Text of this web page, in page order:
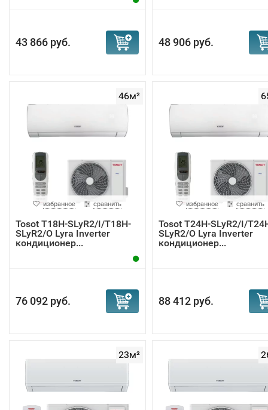
43 866 руб. 48 906 руб.
46м²
избранное сравнить
Tosot T18H-SLyR2/I/T18H-
SLyR2/O Lyra Inverter
кондиционер...
76 092 руб.
избранное сравнить
Tosot T24H-SLyR2/I/
SLyR2/O Lyra Inverter
кондиционер...
88 412 руб.
23м²